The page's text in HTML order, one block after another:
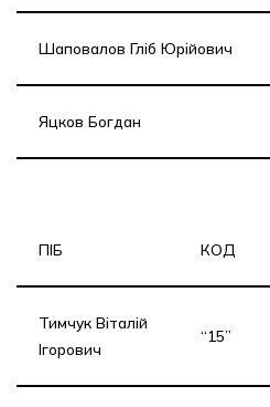
Шаповалов Гліб Юрійович
Яцков Богдан
ПІБ КОД
Тимчук Віталій
Ігорович
“15”